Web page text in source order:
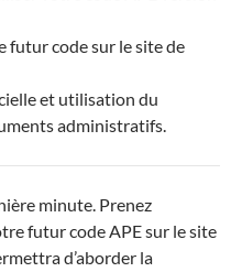
futur code sur le site de
et utilisation du
administratifs.
minute. Prenez
futur code APE sur le site
d’aborder la